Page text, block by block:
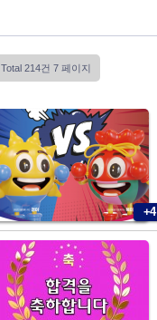
Total 214건 7 페이지
+4